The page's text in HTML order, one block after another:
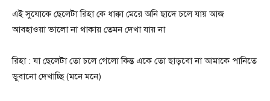
এই সুযোকে ছেলেটা রিহা কে ধাক্কা মেরে অনি ছাদে চলে যায় আজ
আবহাওয়া ভালো না থাকায় তেমন দেখা যায় না
রিহা : যা ছেলেটা তো চলে গেলো কিন্ত একে তো ছাড়বো না আমাকে পানিতে
ডুবানো দেখাচ্ছি (মনে মনে)